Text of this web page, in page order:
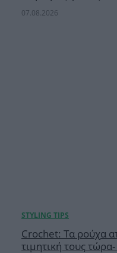
07.08.2026
Crochet: Τα ρούχα
τιμητική τους